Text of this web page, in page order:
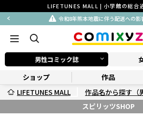
LIFETUNES MALL | 小学館の総合
令和8年熊本地震に伴う配送への影
男性コミック誌
ショップ 作品
LIFETUNES MALL
作品名から探す（
スピリッツSHOP